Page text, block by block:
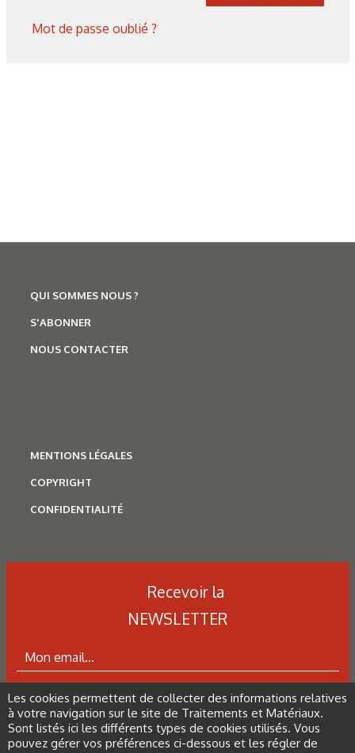
de titane : revue des principales
techniques d’analyse
Mot de passe oublié ?
QUI SOMMES NOUS ?
S'ABONNER
NOUS CONTACTER
MENTIONS LÉGALES
COPYRIGHT
CONFIDENTIALITÉ
Recevoir la
NEWSLETTER
ABONNEZ-VOUS À LA NEWSLETTER
Les cookies permettent de collecter des informations relatives
à votre navigation sur le site de Traitements et Matériaux.
Sont listés ici les différents types de cookies utilisés. Vous
pouvez gérer vos préférences ci-dessous et les régler de